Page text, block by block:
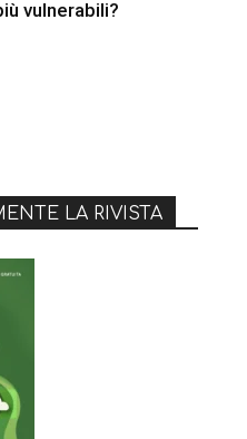
vulnerabili?
LA RIVISTA